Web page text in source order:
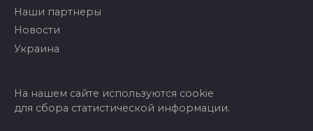
Наши партнеры
Новости
Украина
На нашем сайте используются cookie
для сбора статистической информации.